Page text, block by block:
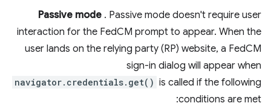
Passive mode . Passive mode doesn't require user
interaction for the FedCM prompt to appear. When the
user lands on the relying party (RP) website, a FedCM
sign-in dialog will appear when
navigator.credentials.get() is called if the following
conditions are met: